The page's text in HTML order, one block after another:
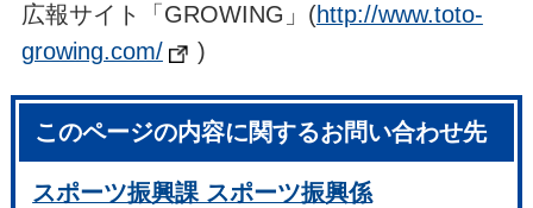
広報サイト「GROWING」(http://www.toto-
growing.com/
)
このページの内容に関するお問い合わせ先
スポーツ振興課 スポーツ振興係